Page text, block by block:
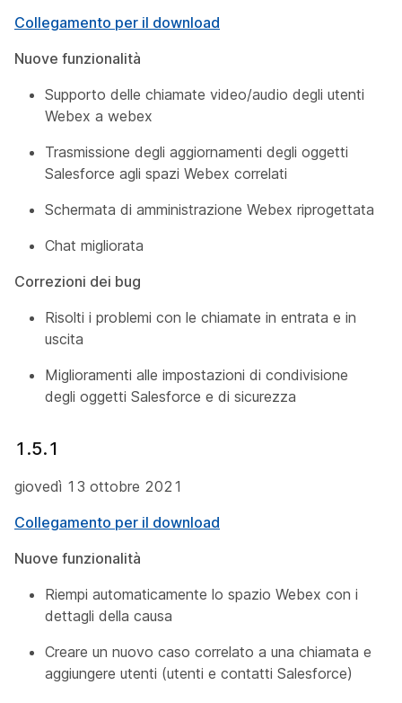
Collegamento per il download
Nuove funzionalità
Supporto delle chiamate video/audio degli utenti
Webex a webex
Trasmissione degli aggiornamenti degli oggetti
Salesforce agli spazi Webex correlati
Schermata di amministrazione Webex riprogettata
Chat migliorata
Correzioni dei bug
Risolti i problemi con le chiamate in entrata e in
uscita
Miglioramenti alle impostazioni di condivisione
degli oggetti Salesforce e di sicurezza
1.5.1
giovedì 13 ottobre 2021
Collegamento per il download
Nuove funzionalità
Riempi automaticamente lo spazio Webex con i
dettagli della causa
Creare un nuovo caso correlato a una chiamata e
aggiungere utenti (utenti e contatti Salesforce)